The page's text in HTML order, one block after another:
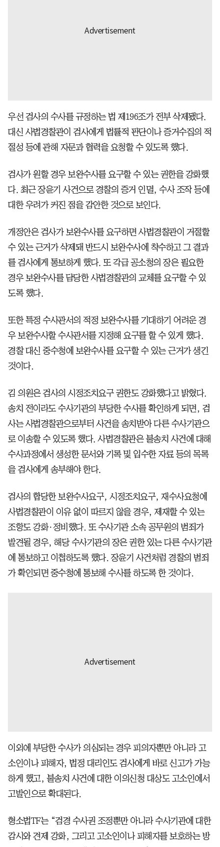
우선 검사의 수사를 규정하는 법 제196조가 전부 삭제됐다.
대신 사법경찰관이 검사에게 법률적 판단이나 증거수집의 적
절성 등에 관해 자문과 협력을 요청할 수 있도록 했다.
검사가 원할 경우 보완수사를 요구할 수 있는 권한을 강화했
다. 최근 장윤기 사건으로 경찰의 증거 인멸, 수사 조작 등에
대한 우려가 커진 점을 감안한 것으로 보인다.
개정안은 검사가 보완수사를 요구하면 사법경찰관이 거절할
수 있는 근거가 삭제돼 반드시 보완수사에 착수하고 그 결과
를 검사에게 통보하게 했다. 또 각급 공소청의 장은 필요한
경우 보완수사를 담당한 사법경찰관의 교체를 요구할 수 있
도록 했다.
또한 특정 수사관서의 적정 보완수사를 기대하기 어려운 경
우 보완수사할 수사관서를 지정해 요구를 할 수 있게 했다.
경찰 대신 중수청에 보완수사를 요구할 수 있는 근거가 생긴
것이다.
김 의원은 검사의 시정조치요구 권한도 강화했다고 밝혔다.
송치 전이라도 수사기관의 부당한 수사를 확인하게 되면, 검
사는 사법경찰관으로부터 사건을 송치받아 다른 수사기관으
로 이송할 수 있도록 했다. 사법경찰관은 불송치 사건에 대해
수사과정에서 생성한 문서와 기록 및 입수한 자료 등의 목록
을 검사에게 송부해야 한다.
검사의 합당한 보완수사요구, 시정조치요구, 재수사요청에
사법경찰관이 이유 없이 따르지 않을 경우, 제재할 수 있는
조항도 강화·정비했다. 또 수사기관 소속 공무원의 범죄가
발견될 경우, 해당 수사기관의 장은 권한 있는 다른 수사기관
에 통보하고 이첩하도록 했다. 장윤기 사건처럼 경찰의 범죄
가 확인되면 중수청에 통보해 수사를 하도록 한 것이다.
이외에 부당한 수사가 의심되는 경우 피의자뿐만 아니라 고
소인이나 피해자, 법정 대리인도 검사에게 바로 신고가 가능
하게 했고, 불송치 사건에 대한 이의신청 대상도 고소인에서
고발인으로 확대된다.
형소법TF는 “검경 수사권 조정뿐만 아니라 수사기관에 대한
감시와 견제 강화, 그리고 고소인이나 피해자를 보호하는 방